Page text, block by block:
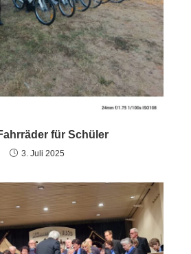
für Schüler
3. Juli 2025